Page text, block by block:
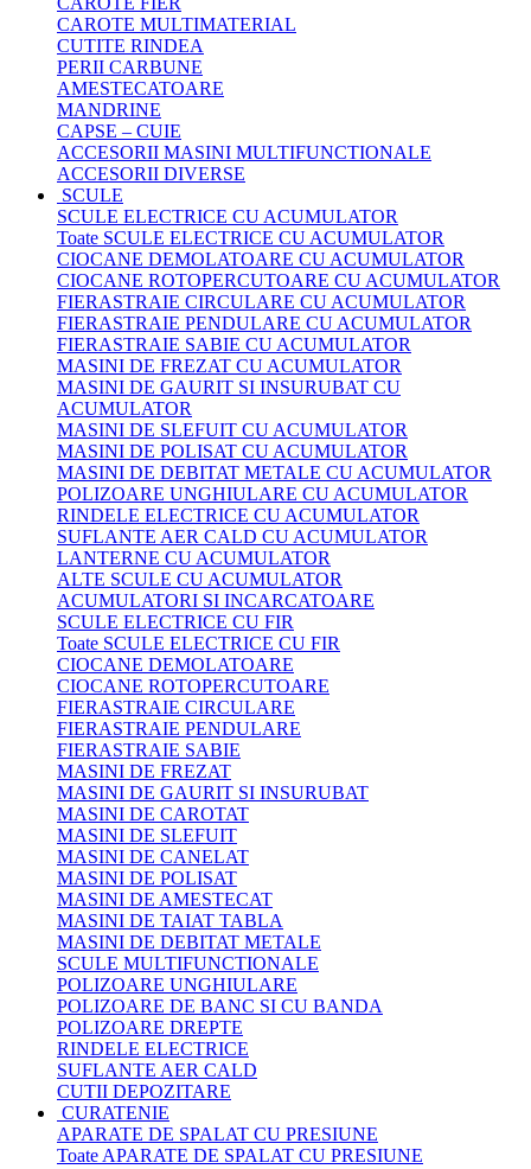
CAROTE MULTIMATERIAL
CUTITE RINDEA
PERII CARBUNE
AMESTECATOARE
MANDRINE
CAPSE – CUIE
ACCESORII MASINI MULTIFUNCTIONALE
ACCESORII DIVERSE
SCULE
SCULE ELECTRICE CU ACUMULATOR
Toate SCULE ELECTRICE CU ACUMULATOR
CIOCANE DEMOLATOARE CU ACUMULATOR
CIOCANE ROTOPERCUTOARE CU ACUMULATOR
FIERASTRAIE CIRCULARE CU ACUMULATOR
FIERASTRAIE PENDULARE CU ACUMULATOR
FIERASTRAIE SABIE CU ACUMULATOR
MASINI DE FREZAT CU ACUMULATOR
MASINI DE GAURIT SI INSURUBAT CU
ACUMULATOR
MASINI DE SLEFUIT CU ACUMULATOR
MASINI DE POLISAT CU ACUMULATOR
MASINI DE DEBITAT METALE CU ACUMULATOR
POLIZOARE UNGHIULARE CU ACUMULATOR
RINDELE ELECTRICE CU ACUMULATOR
SUFLANTE AER CALD CU ACUMULATOR
LANTERNE CU ACUMULATOR
ALTE SCULE CU ACUMULATOR
ACUMULATORI SI INCARCATOARE
SCULE ELECTRICE CU FIR
Toate SCULE ELECTRICE CU FIR
CIOCANE DEMOLATOARE
CIOCANE ROTOPERCUTOARE
FIERASTRAIE CIRCULARE
FIERASTRAIE PENDULARE
FIERASTRAIE SABIE
MASINI DE FREZAT
MASINI DE GAURIT SI INSURUBAT
MASINI DE CAROTAT
MASINI DE SLEFUIT
MASINI DE CANELAT
MASINI DE POLISAT
MASINI DE AMESTECAT
MASINI DE TAIAT TABLA
MASINI DE DEBITAT METALE
SCULE MULTIFUNCTIONALE
POLIZOARE UNGHIULARE
POLIZOARE DE BANC SI CU BANDA
POLIZOARE DREPTE
RINDELE ELECTRICE
SUFLANTE AER CALD
CUTII DEPOZITARE
CURATENIE
APARATE DE SPALAT CU PRESIUNE
Toate APARATE DE SPALAT CU PRESIUNE